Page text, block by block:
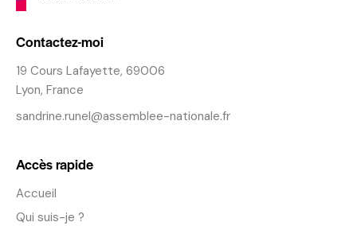
Contactez-moi
19 Cours Lafayette, 69006
Lyon, France
sandrine.runel@assemblee-nationale.fr
Accès rapide
Accueil
Qui suis-je ?